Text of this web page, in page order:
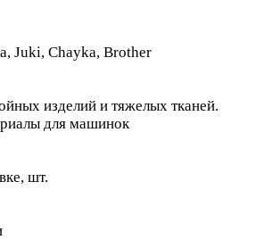
Juki, Chayka, Brother
изделий и тяжелых тканей.
для машинок
шт.